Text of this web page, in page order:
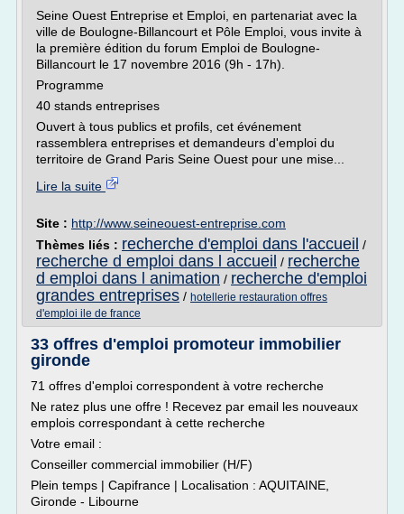
Seine Ouest Entreprise et Emploi, en partenariat avec la
ville de Boulogne-Billancourt et Pôle Emploi, vous invite à
la première édition du forum Emploi de Boulogne-
Billancourt le 17 novembre 2016 (9h - 17h).
Programme
40 stands entreprises
Ouvert à tous publics et profils, cet événement
rassemblera entreprises et demandeurs d'emploi du
territoire de Grand Paris Seine Ouest pour une mise...
Lire la suite
Site : http://www.seineouest-entreprise.com
Thèmes liés : recherche d'emploi dans l'accueil /
recherche d emploi dans l accueil / recherche
d emploi dans l animation / recherche d'emploi
grandes entreprises / hotellerie restauration offres
d'emploi ile de france
33 offres d'emploi promoteur immobilier
gironde
71 offres d'emploi correspondent à votre recherche
Ne ratez plus une offre ! Recevez par email les nouveaux
emplois correspondant à cette recherche
Votre email :
Conseiller commercial immobilier (H/F)
Plein temps | Capifrance | Localisation : AQUITAINE,
Gironde - Libourne